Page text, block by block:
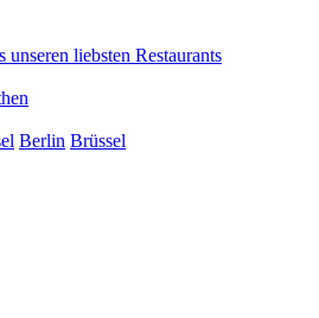
unseren liebsten Restaurants
Berlin Brüssel